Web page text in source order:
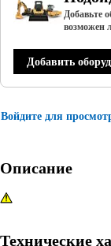
Добавьте
возможен
Добавить
Войдите для
Описание
Технические